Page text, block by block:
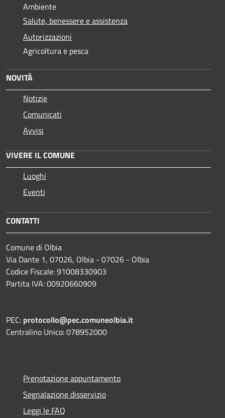
Ambiente
Salute, benessere e assistenza
Autorizzazioni
Agricoltura e pesca
NOVITÀ
Notizie
Comunicati
Avvisi
VIVERE IL COMUNE
Luoghi
Eventi
CONTATTI
Comune di Olbia
Via Dante 1, 07026, Olbia - 07026 - Olbia
Codice Fiscale: 91008330903
Partita IVA: 00920660909
PEC: protocollo@pec.comuneolbia.it
Centralino Unico: 078952000
Prenotazione appuntamento
Segnalazione disservizio
Leggi le FAQ